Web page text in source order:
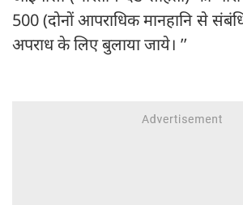
500 (दोनों आपराधिक मानहानि से
अपराध के लिए बुलाया जाये। ’’